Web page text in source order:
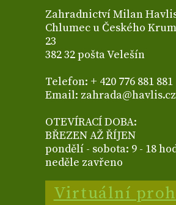
Zahradnictví Milan
Chlumec u Českého
23
382 32 pošta Velešín
Telefon: + 420 776 881 881
Email: zahrada@havlis.cz
OTEVÍRACÍ DOBA:
BŘEZEN AŽ ŘÍJEN
pondělí - sobota: 9 - 18
neděle zavřeno
Virtuální